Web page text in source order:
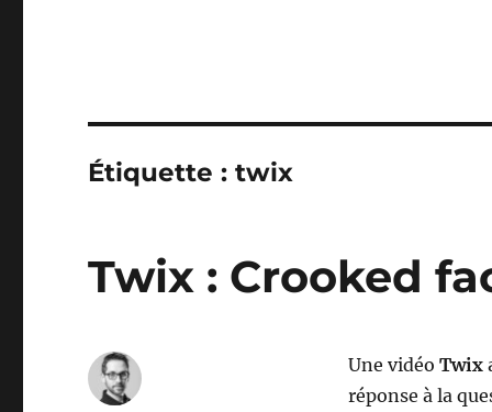
Étiquette :twix
Twix : Crooked
Une vidéo Twix
réponse à la